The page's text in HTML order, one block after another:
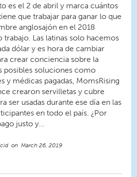
es el 2 de abril y marca cuántos
que trabajar para ganar lo que
anglosajón en el 2018
Las latinas solo hacemos
dólar y es hora de cambiar
crear conciencia sobre la
posibles soluciones como
y médicas pagadas, MomsRising
crearon servilletas y cubre
ser usadas durante ese día en las
en todo el país. ¿Por
justo y...
March 26, 2019